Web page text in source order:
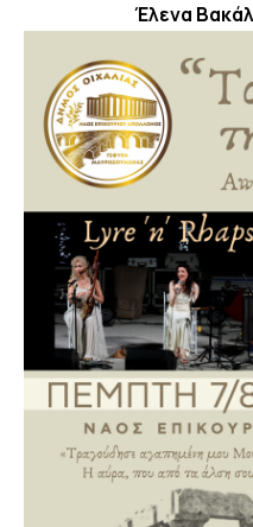
Έλενα Βακάλη